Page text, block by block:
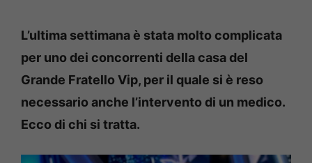
L’ultima settimana è stata molto complicata
per uno dei concorrenti della casa del
Grande Fratello Vip, per il quale si è reso
necessario anche l’intervento di un medico.
Ecco di chi si tratta.